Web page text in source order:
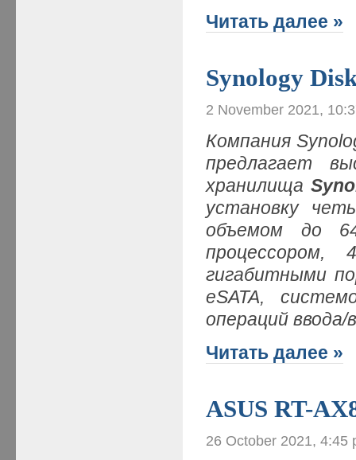
Читать далее »
Synology
2 November 2021,
Компания
предлагает
хранилища
установку
объемом до
гигабитными
eSATA,
операций
Читать далее »
ASUS RT-
26 October 2021, 4:45